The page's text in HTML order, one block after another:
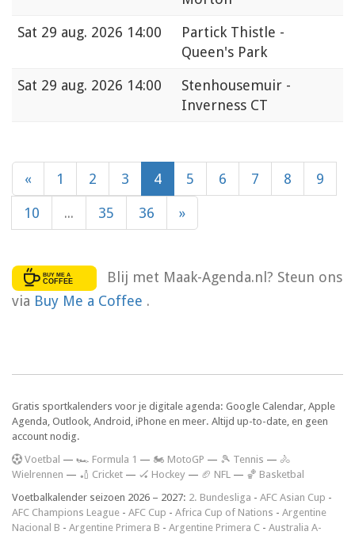
Sat 29 aug. 2026 14:00
Partick Thistle -
Queen's Park
Sat 29 aug. 2026 14:00
Stenhousemuir -
Inverness CT
« 1 2 3 4 5 6 7 8 9
10 ... 35 36 »
Blij met Maak-Agenda.nl? Steun ons
via Buy Me a Coffee .
Gratis sportkalenders voor je digitale agenda: Google Calendar, Apple
Agenda, Outlook, Android, iPhone en meer. Altijd up-to-date, en geen
account nodig.
Voetbal — 🏎️ Formula 1 — 🏍 MotoGP — 🎾 Tennis — 🚴
Wielrennen — 🏏 Cricket — 🏑 Hockey — 🏈 NFL — 🏀 Basketbal
Voetbalkalender seizoen 2026 – 2027: 2. Bundesliga - AFC Asian Cup -
AFC Champions League - AFC Cup - Africa Cup of Nations - Argentine
Nacional B - Argentine Primera B - Argentine Primera C - Australia A-